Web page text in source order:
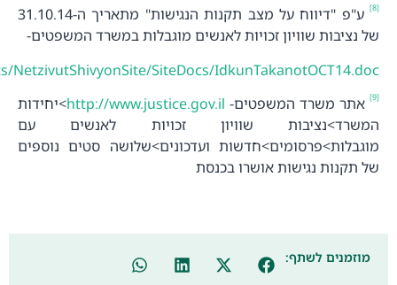
[8]
ע"פ "דיווח על מצב תקנות הנגישות" מתאריך ה-31.10.14
של נציבות שוויון זכויות לאנשים מוגבלות במשרד המשפטים-
SiteDocs/IdkunTakanotOCT14.doc
[9] אתר משרד המשפטים- http://www.justice.gov.il>יחידות
המשרד>נציבות שוויון זכויות לאנשים עם
מוגבלות>פרסומים>חדשות ועדכונים>​שלושה סטים נוספים
של תקנות נגישות אושרו בכנסת
מוזמנים לשתף: